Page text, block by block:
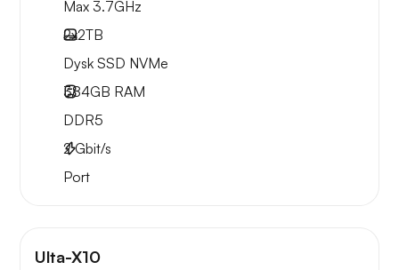
Max 3.7GHz
2x2TB
Dysk SSD NVMe
384GB RAM
DDR5
2Gbit/s
Port
Ulta-X10